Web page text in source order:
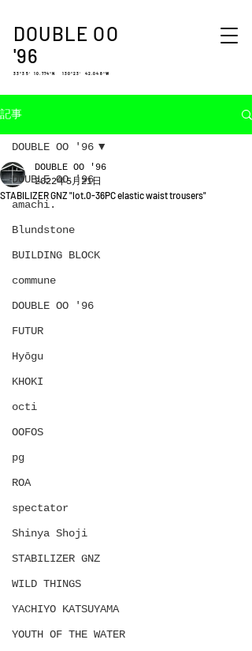
DOUBLE OO
'96
33°35′ 10.774″N 130°23′ 42.048″W
記事
DOUBLE OO '96
amachi.
Blundstone
BUILDING BLOCK
commune
DOUBLE OO '96
FUTUR
Hyōgu
KHOKI
octi
OOFOS
pg
ROA
spectator
Shinya Shoji
STABILIZER GNZ
WILD THINGS
YACHIYO KATSUYAMA
YOUTH OF THE WATER
DOUBLE OO '96
STABILIZER GNZ "lot.0-36PC elastic waist trousers"
DOUBLE OO '96
2022年5月21日